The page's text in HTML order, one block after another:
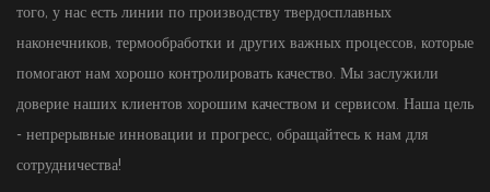
того, у нас есть линии по производству твердосплавных
наконечников, термообработки и других важных процессов, которые
помогают нам хорошо контролировать качество. Мы заслужили
доверие наших клиентов хорошим качеством и сервисом. Наша цель
- непрерывные инновации и прогресс, обращайтесь к нам для
сотрудничества!